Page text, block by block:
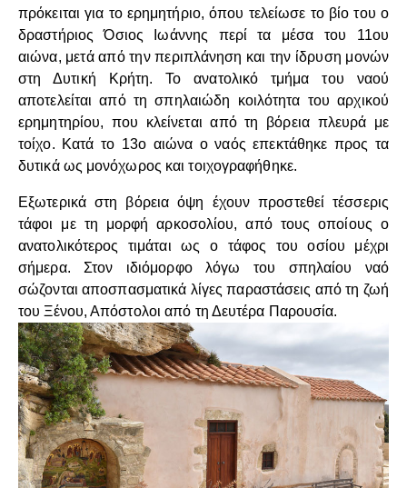
πρόκειται για το ερημητήριο, όπου τελείωσε το βίο του ο
δραστήριος Όσιος Ιωάννης περί τα μέσα του 11ου
αιώνα, μετά από την περιπλάνηση και την ίδρυση μονών
στη Δυτική Κρήτη. Το ανατολικό τμήμα του ναού
αποτελείται από τη σπηλαιώδη κοιλότητα του αρχικού
ερημητηρίου, που κλείνεται από τη βόρεια πλευρά με
τοίχο. Κατά το 13ο αιώνα ο ναός επεκτάθηκε προς τα
δυτικά ως μονόχωρος και τοιχογραφήθηκε.
Εξωτερικά στη βόρεια όψη έχουν προστεθεί τέσσερις
τάφοι με τη μορφή αρκοσολίου, από τους οποίους ο
ανατολικότερος τιμάται ως ο τάφος του οσίου μέχρι
σήμερα. Στον ιδιόμορφο λόγω του σπηλαίου ναό
σώζονται αποσπασματικά λίγες παραστάσεις από τη ζωή
του Ξένου, Απόστολοι από τη Δευτέρα Παρουσία.